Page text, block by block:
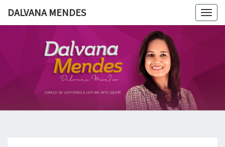
DALVANA MENDES
DALVANA
MENDES
Espaço De
Conteúdo
E Leitura
Inteligente